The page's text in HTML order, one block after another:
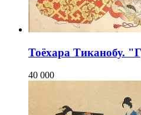
Тоёхара Тиканобу.
40 000